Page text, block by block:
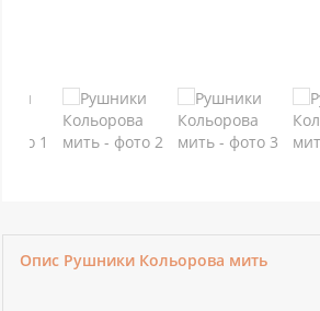
Опис Рушники Кольорова мить